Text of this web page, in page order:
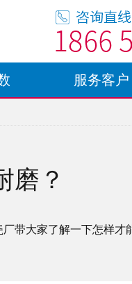
服务客户
磨？
带大家了解一下怎样才